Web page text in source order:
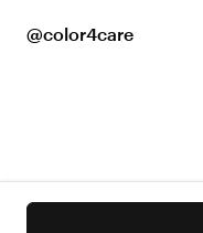
@color4care